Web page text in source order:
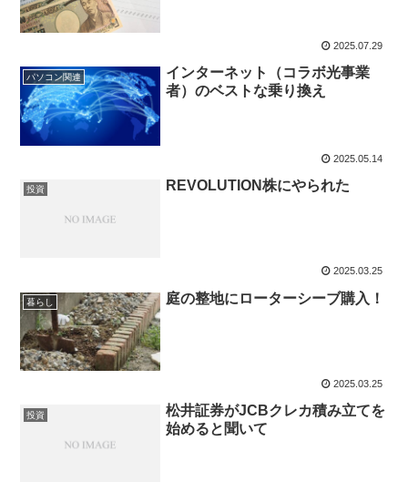
2025.07.29
パソコン関連
インターネット（コラボ光事業
者）のベストな乗り換え
2025.05.14
投資 REVOLUTION株にやられた
2025.03.25
暮らし 庭の整地にローターシーブ購入！
2025.03.25
投資
松井証券がJCBクレカ積み立てを
始めると聞いて